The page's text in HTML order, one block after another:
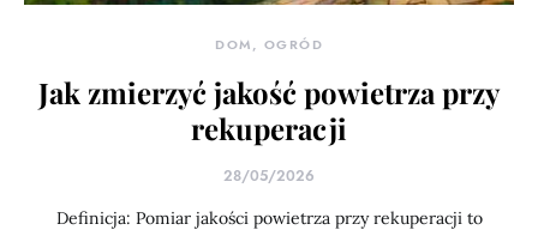
DOM, OGRÓD
Jak zmierzyć jakość powietrza przy
rekuperacji
28/05/2026
Definicja: Pomiar jakości powietrza przy rekuperacji to